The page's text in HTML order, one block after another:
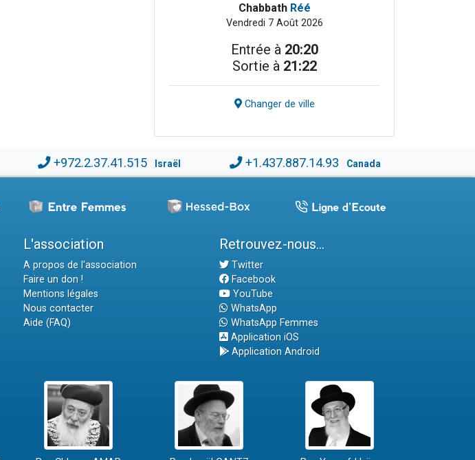
Chabbath Réé
Vendredi 7 Août 2026
Entrée à 20:20
Sortie à 21:22
Changer de ville
+972.2.37.41.515 Israël +1.437.887.14.93 Canada
L'association
A propos de l'association
Faire un don !
Mentions légales
Nous contacter
Aide (FAQ)
Retrouvez-nous...
Twitter
Facebook
YouTube
WhatsApp
WhatsApp Femmes
Application iOS
Application Android